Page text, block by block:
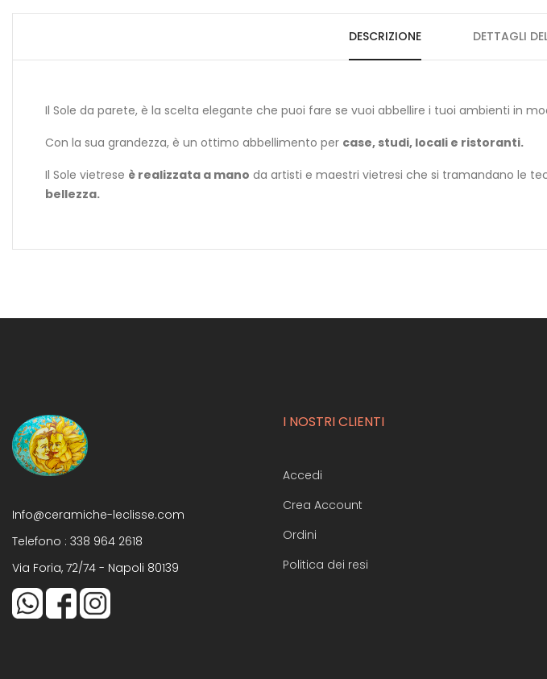
DESCRIZIONE DETTAGLI
Il Sole da parete, è la scelta elegante che puoi fare se vuoi abbellire i tuoi ambienti in
Con la sua grandezza, è un ottimo abbellimento per case, studi, locali e ristoranti.
Il Sole vietrese è realizzata a mano da artisti e maestri vietresi che si tramandano le
bellezza.
Info@ceramiche-leclisse.com
Telefono : 338 964 2618
Via Foria, 72/74 - Napoli 80139
I NOSTRI CLIENTI
Accedi
Crea Account
Ordini
Politica dei resi